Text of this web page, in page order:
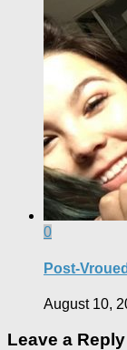
0
Post-
August 10,
Leave a Reply